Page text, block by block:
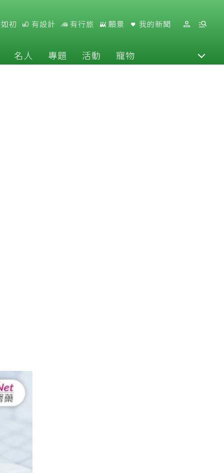
初 有設計 有行旅 願景 我的新聞
名人 專題 活動 寵物